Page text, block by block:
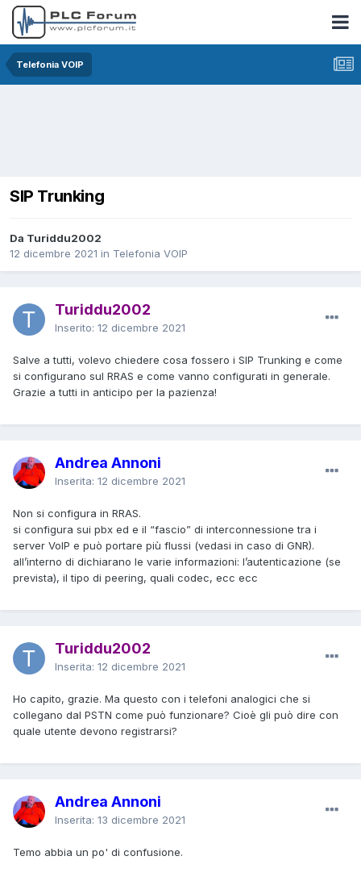
Telefonia VOIP
SIP Trunking
Da Turiddu2002
12 dicembre 2021 in Telefonia VOIP
Turiddu2002
Inserito: 12 dicembre 2021
Salve a tutti, volevo chiedere cosa fossero i SIP Trunking e come
si configurano sul RRAS e come vanno configurati in generale.
Grazie a tutti in anticipo per la pazienza!
Andrea Annoni
Inserita: 12 dicembre 2021
Non si configura in RRAS.
si configura sui pbx ed e il “fascio” di interconnessione tra i
server VoIP e può portare più flussi (vedasi in caso di GNR).
all’interno di dichiarano le varie informazioni: l’autenticazione (se
prevista), il tipo di peering, quali codec, ecc ecc
Turiddu2002
Inserita: 12 dicembre 2021
Ho capito, grazie. Ma questo con i telefoni analogici che si
collegano dal PSTN come può funzionare? Cioè gli può dire con
quale utente devono registrarsi?
Andrea Annoni
Inserita: 13 dicembre 2021
Temo abbia un po' di confusione.